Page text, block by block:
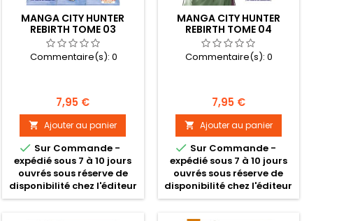
MANGA CITY HUNTER
REBIRTH TOME 03
Commentaire(s): 0
Prix
7,95 €
 Ajouter au panier
 Sur Commande -
expédié sous 7 à 10 jours
ouvrés sous réserve de
disponibilité chez l'éditeur
MANGA CITY HUNTER
REBIRTH TOME 04
Commentaire(s):0
Prix
7,95 €
 Ajouter au panier
 Sur Commande -
expédié sous 7 à 10 jours
ouvrés sous réserve de
disponibilité chez l'éditeur